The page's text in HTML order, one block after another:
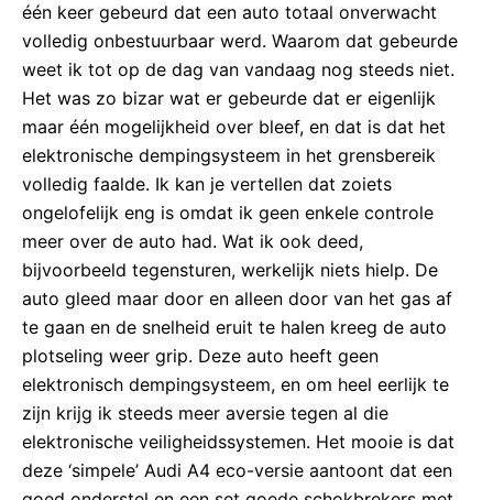
één keer gebeurd dat een auto totaal onverwacht
volledig onbestuurbaar werd. Waarom dat gebeurde
weet ik tot op de dag van vandaag nog steeds niet.
Het was zo bizar wat er gebeurde dat er eigenlijk
maar één mogelijkheid over bleef, en dat is dat het
elektronische dempingsysteem in het grensbereik
volledig faalde. Ik kan je vertellen dat zoiets
ongelofelijk eng is omdat ik geen enkele controle
meer over de auto had. Wat ik ook deed,
bijvoorbeeld tegensturen, werkelijk niets hielp. De
auto gleed maar door en alleen door van het gas af
te gaan en de snelheid eruit te halen kreeg de auto
plotseling weer grip. Deze auto heeft geen
elektronisch dempingsysteem, en om heel eerlijk te
zijn krijg ik steeds meer aversie tegen al die
elektronische veiligheidssystemen. Het mooie is dat
deze ‘simpele’ Audi A4 eco-versie aantoont dat een